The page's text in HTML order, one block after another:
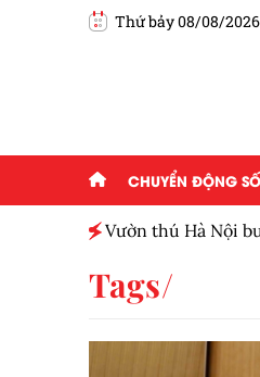
Thứ bảy 08/08/2026
CHUYỂN ĐỘNG SỐ
Vườn thú Hà Nội
Tags